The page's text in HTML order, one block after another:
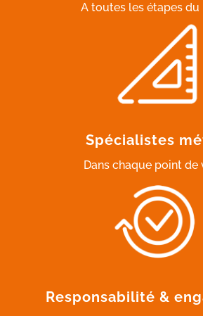
A toutes les étapes
Spécialistes
Dans chaque point de
Responsabilité &